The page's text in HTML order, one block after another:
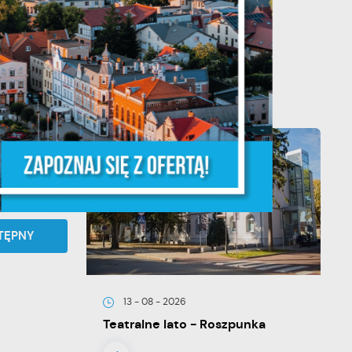
20 - 08 - 2026
Teatralne lato - Zdrowo i
kolorowo
13 - 08 - 2026
Teatralne lato - Roszpunka